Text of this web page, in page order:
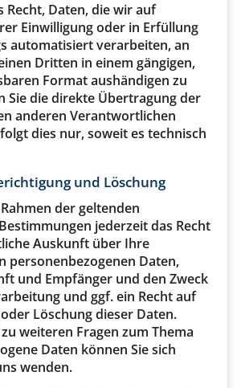
Recht, Daten, die wir auf
Einwilligung oder in Erfüllung
automatisiert verarbeiten, an
Dritten in einem gängigen,
Format aushändigen zu
Sie die direkte Übertragung der
anderen Verantwortlichen
dies nur, soweit es technisch
und Löschung
der geltenden
jederzeit das Recht
Auskunft über Ihre
personenbezogenen Daten,
und Empfänger und den Zweck
und ggf. ein Recht auf
Löschung dieser Daten.
weiteren Fragen zum Thema
Daten können Sie sich
wenden.